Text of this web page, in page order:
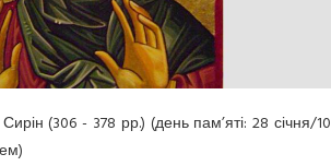
(306 - 378 рр.) (день пам’яті: 28 січня/10